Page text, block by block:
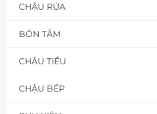
CHẬU RỬA
BỒN TẮM
CHẬU TIỂU
CHẬU BẾP